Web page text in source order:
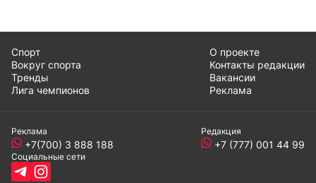
Спорт
Вокруг спорта
Тренды
Лига чемпионов
О проекте
Контакты редакции
Вакансии
Реклама
Реклама
+7(700) 3 888 188
Редакция
+7 (777) 001 44 99
Социальные сети